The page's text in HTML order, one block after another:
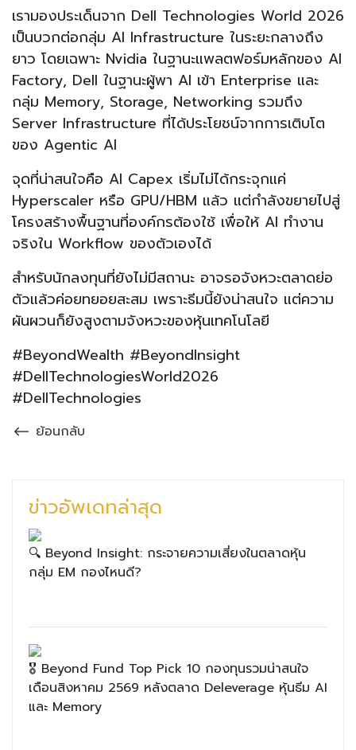
เรามองประเด็นจาก Dell Technologies World 2026
เป็นบวกต่อกลุ่ม AI Infrastructure ในระยะกลางถึง
ยาว โดยเฉพาะ Nvidia ในฐานะแพลตฟอร์มหลักของ AI
Factory, Dell ในฐานะผู้พา AI เข้า Enterprise และ
กลุ่ม Memory, Storage, Networking รวมถึง
Server Infrastructure ที่ได้ประโยชน์จากการเติบโต
ของ Agentic AI
จุดที่น่าสนใจคือ AI Capex เริ่มไม่ได้กระจุกแค่
Hyperscaler หรือ GPU/HBM แล้ว แต่กำลังขยายไปสู่
โครงสร้างพื้นฐานที่องค์กรต้องใช้ เพื่อให้ AI ทำงาน
จริงใน Workflow ของตัวเองได้
สำหรับนักลงทุนที่ยังไม่มีสถานะ อาจรอจังหวะตลาดย่อ
ตัวแล้วค่อยทยอยสะสม เพราะธีมนี้ยังน่าสนใจ แต่ความ
ผันผวนก็ยังสูงตามจังหวะของหุ้นเทคโนโลยี
#BeyondWealth #BeyondInsight
#DellTechnologiesWorld2026
#DellTechnologies
ย้อนกลับ
ข่าวอัพเดทล่าสุด
🔍 Beyond Insight: กระจายความเสี่ยงในตลาดหุ้น
กลุ่ม EM กองไหนดี?
🎖 Beyond Fund Top Pick 10 กองทุนรวมน่าสนใจ
เดือนสิงหาคม 2569 หลังตลาด Deleverage หุ้นธีม AI
และ Memory